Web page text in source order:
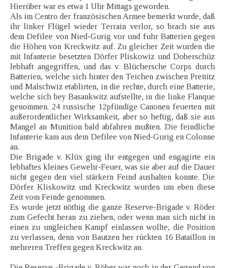
Hierüber war es etwa 1 Uhr Mittags geworden.
Als im Centro der französischen Armee bemerkt wurde, daß
ihr linker Flügel wieder Terrain verlor, so brach sie aus
dem Defilee von Nied-Gurig vor und fuhr Batterien gegen
die Höhen von Kreckwitz auf. Zu gleicher Zeit wurden die
mit Infanterie besetzten Dörfer Pliskowiz und Doberschüz
lebhaft angegriffen, und das v. Blüchersche Corps durch
Batterien, welche sich hinter den Teichen zwischen Preititz
und Malschwiz etablirten, in die rechte, durch eine Batterie,
welche sich bey Basankwitz aufstellte, in die linke Flanque
genommen. 24 russische 12pfündige Canonen feuerten mit
außerordentlicher Wirksamkeit, aber so heftig, daß sie aus
Mangel an Munition bald abfahren mußten. Die feindliche
Infanterie kam aus dem Defilee von Nied-Gurig en Colonne
an.
Die Brigade v. Klüx ging ihr entgegen und engagirte ein
lebhaftes kleines Gewehr-Feuer, was sie aber auf die Dauer
nicht gegen den viel stärkern Feind aushalten konnte. Die
Dörfer Kliskowitz und Kreckwitz wurden um eben diese
Zeit vom Feinde genommen.
Es wurde jetzt nöthig die ganze Reserve-Brigade v. Röder
zum Gefecht heran zu ziehen, oder wenn man sich nicht in
einen zu ungleichen Kampf einlassen wollte, die Position
zu verlassen, denn von Bautzen her rückten 16 Bataillon in
mehreren Treffen gegen Kreckwitz an.